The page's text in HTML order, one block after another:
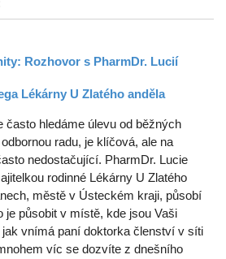
Rozhovor s PharmDr. Lucií
Lékárny U Zlatého anděla
často hledáme úlevu od běžných
radu, je klíčová, ale na
nedostačující. PharmDr. Lucie
rodinné Lékárny U Zlatého
městě v Ústeckém kraji, působí
je působit v místě, kde jsou Vaši
jak vnímá paní doktorka členství v síti
víc se dozvíte z dnešního